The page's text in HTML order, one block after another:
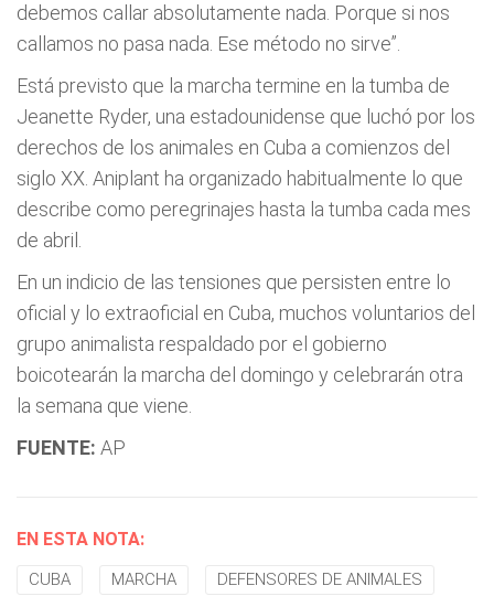
debemos callar absolutamente nada. Porque si nos
callamos no pasa nada. Ese método no sirve”.
Está previsto que la marcha termine en la tumba de
Jeanette Ryder, una estadounidense que luchó por los
derechos de los animales en Cuba a comienzos del
siglo XX. Aniplant ha organizado habitualmente lo que
describe como peregrinajes hasta la tumba cada mes
de abril.
En un indicio de las tensiones que persisten entre lo
oficial y lo extraoficial en Cuba, muchos voluntarios del
grupo animalista respaldado por el gobierno
boicotearán la marcha del domingo y celebrarán otra
la semana que viene.
FUENTE: AP
EN ESTA NOTA:
CUBA MARCHA DEFENSORES DE ANIMALES